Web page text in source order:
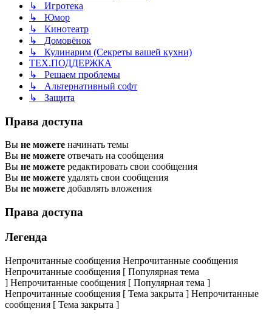
↳ Игротека
↳ Юмор
↳ Кинотеатр
↳ Домовёнок
↳ Кулинарим (Секреты вашей кухни)
ТЕХ.ПОДДЕРЖКА
↳ Решаем проблемы
↳ Альтернативный софт
↳ Защита
Права доступа
Вы не можете начинать темы
Вы не можете отвечать на сообщения
Вы не можете редактировать свои сообщения
Вы не можете удалять свои сообщения
Вы не можете добавлять вложения
Права доступа
Легенда
Непрочитанные сообщения Непрочитанные сообщения
Непрочитанные сообщения [ Популярная тема
] Непрочитанные сообщения [ Популярная тема ]
Непрочитанные сообщения [ Тема закрыта ] Непрочитанные
сообщения [ Тема закрыта ]